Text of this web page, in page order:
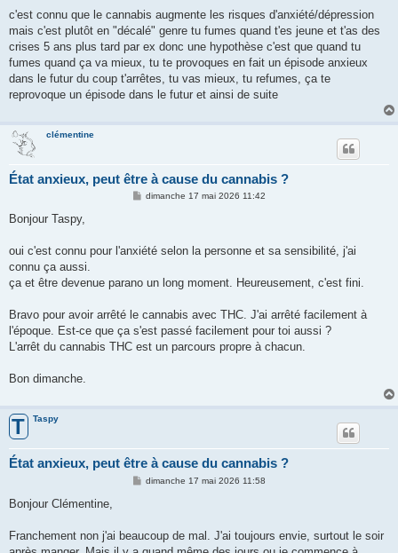
s
a
g
c'est connu que le cannabis augmente les risques d'anxiété/dépression
mais c'est plutôt en "décalé" genre tu fumes quand t'es jeune et t'as des
crises 5 ans plus tard par ex donc une hypothèse c'est que quand tu
fumes quand ça va mieux, tu te provoques en fait un épisode anxieux
dans le futur du coup t'arrêtes, tu vas mieux, tu refumes, ça te
reprovoque un épisode dans le futur et ainsi de suite
clémentine
État anxieux, peut être à cause du cannabis ?
M
g
dimanche 17 mai 2026 11:42
Bonjour Taspy,
oui c'est connu pour l'anxiété selon la personne et sa sensibilité, j'ai
connu ça aussi.
ça et être devenue parano un long moment. Heureusement, c'est fini.
Bravo pour avoir arrêté le cannabis avec THC. J'ai arrêté facilement à
l'époque. Est-ce que ça s'est passé facilement pour toi aussi ?
L'arrêt du cannabis THC est un parcours propre à chacun.
Bon dimanche.
T Taspy
État anxieux, peut être à cause du cannabis ?
M
g
dimanche 17 mai 2026 11:58
Bonjour Clémentine,
Franchement non j'ai beaucoup de mal. J'ai toujours envie, surtout le soir